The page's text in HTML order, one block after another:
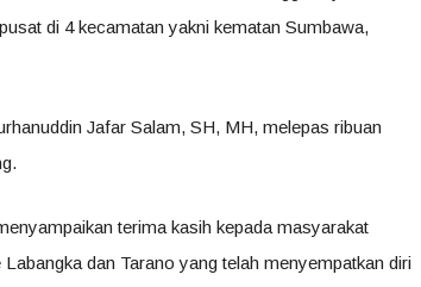
di 4 kecamatan yakni kematan Sumbawa,
Jafar Salam, SH, MH, melepas ribuan
terima kasih kepada masyarakat
dan Tarano yang telah menyempatkan diri